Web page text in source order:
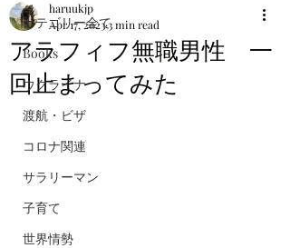
カテゴリー全て
Books
ウクライナ
渡航・ビザ
コロナ関連
サラリーマン
子育て
世界情勢
アラフィフ無職男性 一
回止まってみた
haruukjp
Apr 17, 20233 min read